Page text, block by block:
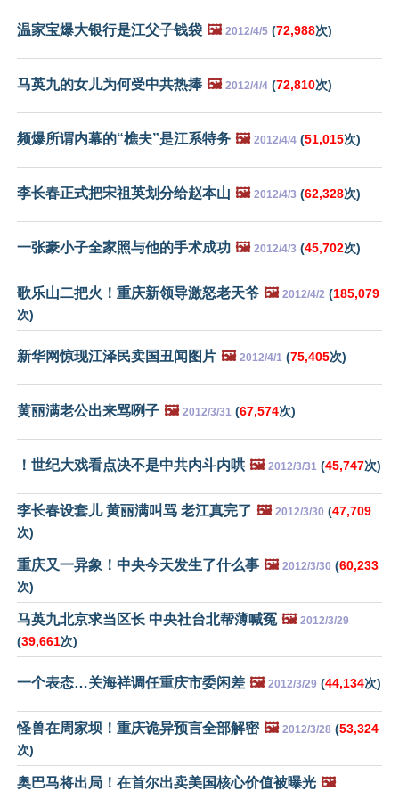
温家宝爆大银行是江父子钱袋 🖼️ 2012/4/5 (72,988次)
马英九的女儿为何受中共热捧 🖼️ 2012/4/4 (72,810次)
频爆所谓内幕的“樵夫”是江系特务 🖼️ 2012/4/4 (51,015次)
李长春正式把宋祖英划分给赵本山 🖼️ 2012/4/3 (62,328次)
一张豪小子全家照与他的手术成功 🖼️ 2012/4/3 (45,702次)
歌乐山二把火！重庆新领导激怒老天爷 🖼️ 2012/4/2 (185,079
次)
新华网惊现江泽民卖国丑闻图片 🖼️ 2012/4/1 (75,405次)
黄丽满老公出来骂咧子 🖼️ 2012/3/31 (67,574次)
！世纪大戏看点决不是中共内斗内哄 🖼️ 2012/3/31 (45,747次)
李长春设套儿 黄丽满叫骂 老江真完了 🖼️ 2012/3/30 (47,709
次)
重庆又一异象！中央今天发生了什么事 🖼️ 2012/3/30 (60,233
次)
马英九北京求当区长 中央社台北帮薄喊冤 🖼️ 2012/3/29
(39,661次)
一个表态…关海祥调任重庆市委闲差 🖼️ 2012/3/29 (44,134次)
怪兽在周家坝！重庆诡异预言全部解密 🖼️ 2012/3/28 (53,324
次)
奥巴马将出局！在首尔出卖美国核心价值被曝光 🖼️